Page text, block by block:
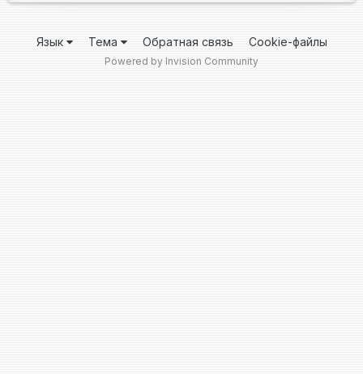
Язык Тема Обратная связь Cookie-файлы
Powered by Invision Community